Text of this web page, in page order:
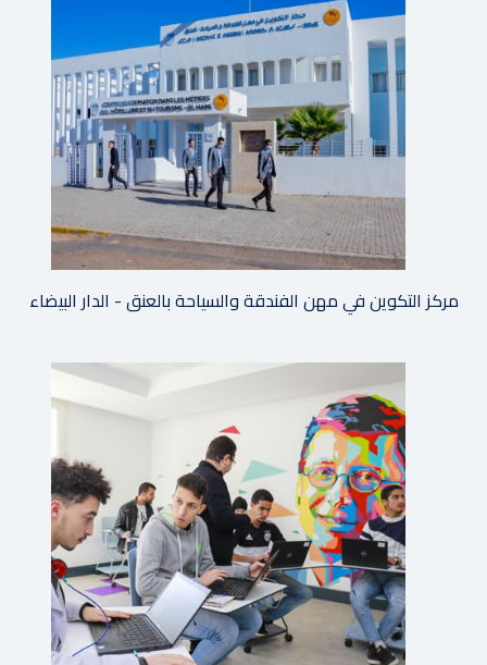
مركز التكوين في مهن الفندقة والسياحة بالعنق - الدار البيضاء